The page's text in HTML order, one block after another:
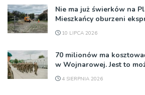
Nie ma już świerków na
Mieszkańcy oburzeni
10 LIPCA 2026
70 milionów ma
w Wojnarowej. Jest to
4 SIERPNIA 2026